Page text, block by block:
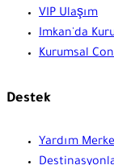
VIP Ulaşım
Imkan'da
Kurumsal
Destek
Yardım